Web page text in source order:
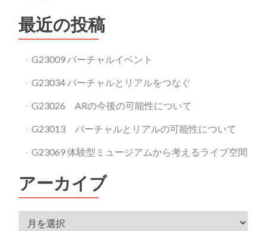
最近の投稿
G23009 バーチャルイベント
G23034 バーチャルとリアルをつなぐ
G23026 ARの今後の可能性について
G23013 バーチャルとリアルの可能性について
G23069 体験型ミュージアムから考えるライブ空間
アーカイブ
アーカイブ